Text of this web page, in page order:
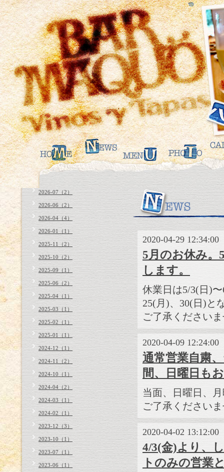
2020-04-29 12:34:00
5月のお休み。
します。
休業日は5/3(日)
25(月)、30(日)と
ご了承ください
2020-04-09 12:24:00
通常営業自粛
間、日曜日も
当面、日曜日、
ご了承ください
2020-04-02 13:12:00
4/3(金)より、
トのみの営業
2026-07（2）
2026-06（2）
2026-04（4）
2026-01（1）
2025-11（2）
2025-10（2）
2025-09（1）
2025-06（2）
2025-04（1）
2025-03（1）
2025-02（1）
2025-01（1）
2024-12（1）
2024-11（2）
2024-10（1）
2024-04（2）
2024-03（1）
2024-02（1）
2023-12（3）
2023-10（1）
2023-07（1）
2023-06（1）